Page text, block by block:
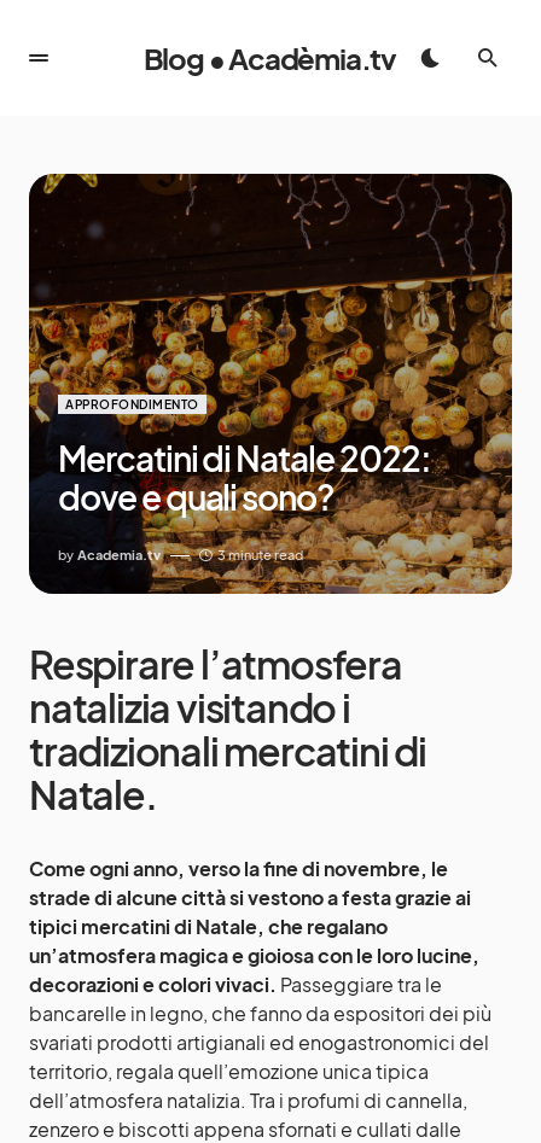
Blog • Acadèmia.tv
APPROFONDIMENTO
Mercatini di Natale 2022:
dove e quali sono?
by Academia.tv 3 minute read
Respirare l’atmosfera
natalizia visitando i
tradizionali mercatini di
Natale.
Come ogni anno, verso la fine di novembre, le
strade di alcune città si vestono a festa grazie ai
tipici mercatini di Natale, che regalano
un’atmosfera magica e gioiosa con le loro lucine,
decorazioni e colori vivaci. Passeggiare tra le
bancarelle in legno, che fanno da espositori dei più
svariati prodotti artigianali ed enogastronomici del
territorio, regala quell’emozione unica tipica
dell’atmosfera natalizia. Tra i profumi di cannella,
zenzero e biscotti appena sfornati e cullati dalle